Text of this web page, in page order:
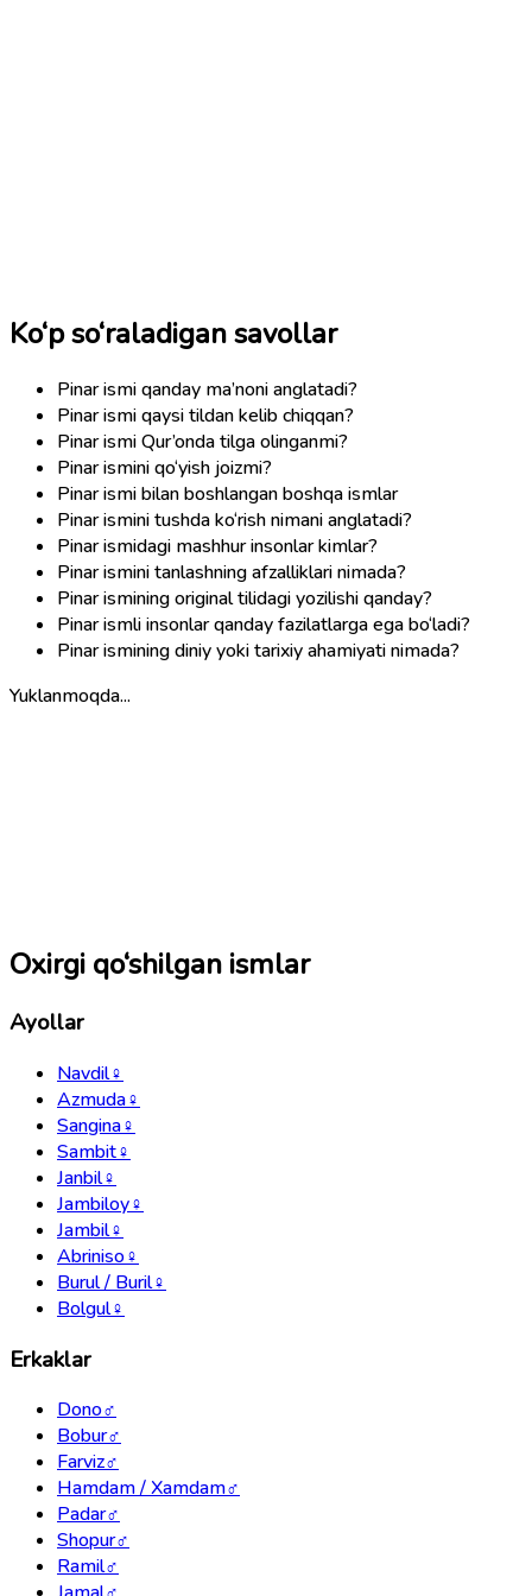
Ko‘p so‘raladigan savollar
Pinar ismi qanday ma’noni anglatadi?
Pinar ismi qaysi tildan kelib chiqqan?
Pinar ismi Qur’onda tilga olinganmi?
Pinar ismini qo‘yish joizmi?
Pinar ismi bilan boshlangan boshqa ismlar
Pinar ismini tushda ko‘rish nimani anglatadi?
Pinar ismidagi mashhur insonlar kimlar?
Pinar ismini tanlashning afzalliklari nimada?
Pinar ismining original tilidagi yozilishi qanday?
Pinar ismli insonlar qanday fazilatlarga ega bo‘ladi?
Pinar ismining diniy yoki tarixiy ahamiyati nimada?
Yuklanmoqda...
Oxirgi qo‘shilgan ismlar
Ayollar
Navdil♀
Azmuda♀
Sangina♀
Sambit♀
Janbil♀
Jambiloy♀
Jambil♀
Abriniso♀
Burul / Buril♀
Bolgul♀
Erkaklar
Dono♂
Bobur♂
Farviz♂
Hamdam / Xamdam♂
Padar♂
Shopur♂
Ramil♂